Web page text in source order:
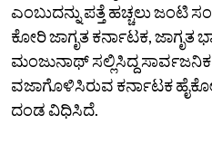
ಎಂಬುದನ್ನು ಪತ್ತೆ ಹಚ್ಚಲು
ಕೋರಿ ಜಾಗೃತ ಕರ್ನಾಟಕ, ಜಾಗೃತ
ಮಂಜುನಾಥ್‌ ಸಲ್ಲಿಸಿದ್ದ
ವಜಾಗೊಳಿಸಿರುವ ಕರ್ನಾಟಕ
ದಂಡ ವಿಧಿಸಿದೆ.